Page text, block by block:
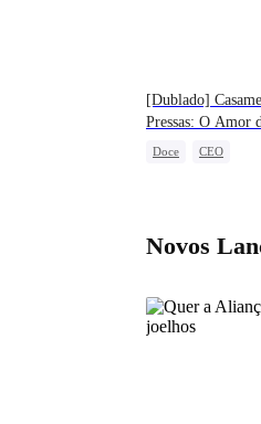
[Dublado]
Pressas: O Amor
Bianca
Doce
CEO
Novos